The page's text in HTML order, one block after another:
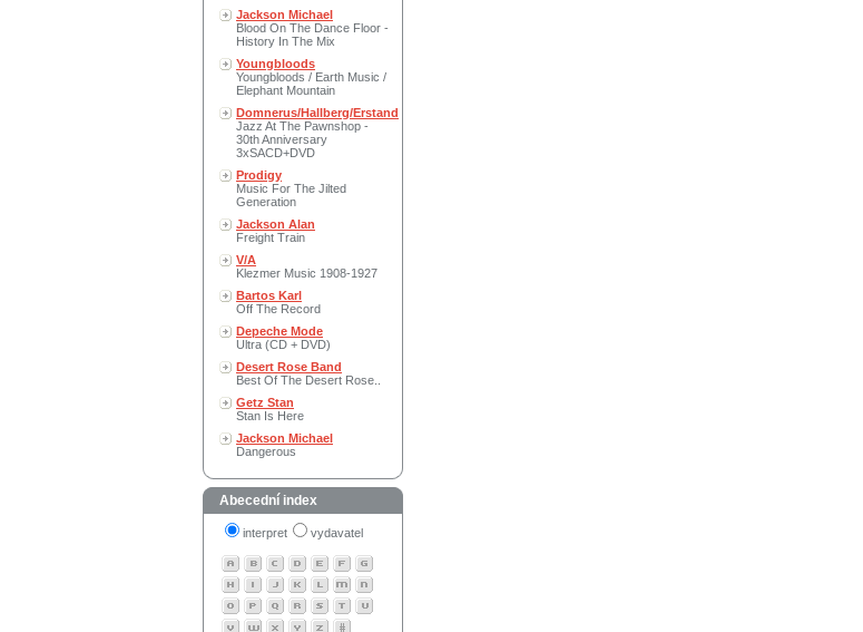
Jackson Michael
Blood On The Dance Floor -
History In The Mix
Youngbloods
Youngbloods / Earth Music /
Elephant Mountain
Domnerus/Hallberg/Erstand
Jazz At The Pawnshop -
30th Anniversary
3xSACD+DVD
Prodigy
Music For The Jilted
Generation
Jackson Alan
Freight Train
V/A
Klezmer Music 1908-1927
Bartos Karl
Off The Record
Depeche Mode
Ultra (CD + DVD)
Desert Rose Band
Best Of The Desert Rose..
Getz Stan
Stan Is Here
Jackson Michael
Dangerous
Abecední index
interpret vydavatel